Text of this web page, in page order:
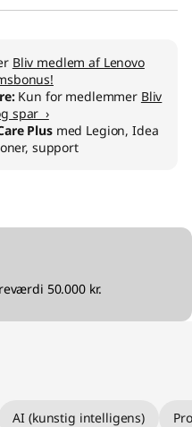
Bliv medlem af Lenovo
Kun for medlemmer Bliv
spar ›
Plusmed Legion, Idea
support
50.000 kr.
AI (kunstig intelligens)